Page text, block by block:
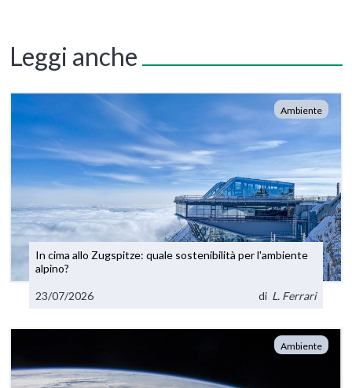
Leggi anche
Ambiente
In cima allo Zugspitze: quale sostenibilità per l'ambiente
alpino?
23/07/2026 di L. Ferrari
Ambiente